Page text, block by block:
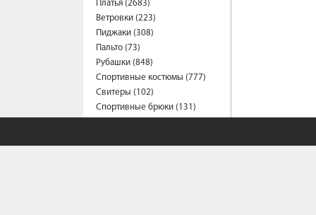
Платья (2683)
Ветровки (223)
Пиджаки (308)
Пальто (73)
Рубашки (848)
Спортивные костюмы (777)
Свитеры (102)
Спортивные брюки (131)